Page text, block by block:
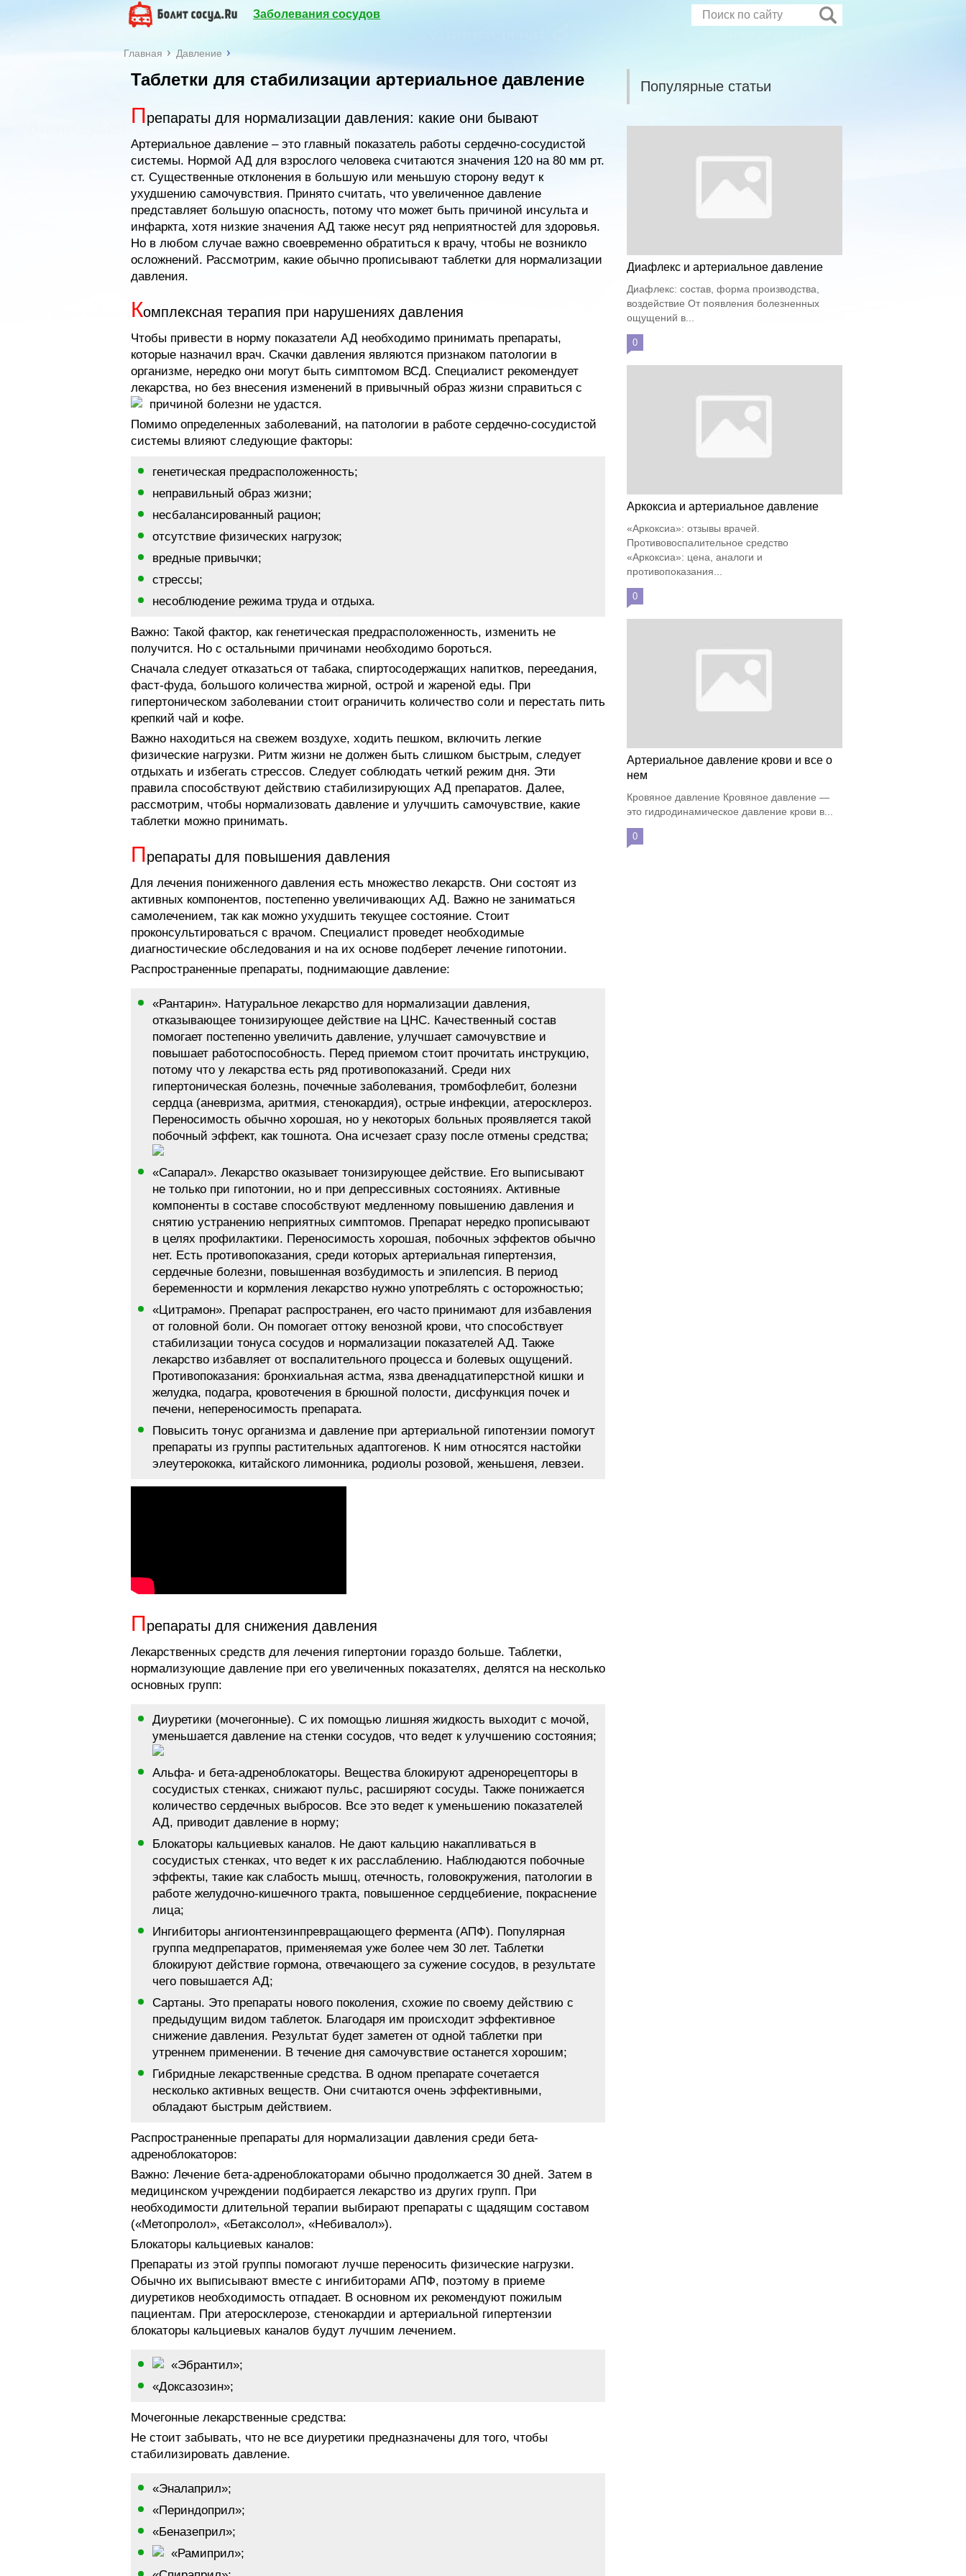
Заболевания сосудов
Главная Давление
Таблетки для стабилизации артериальное давление
Препараты для нормализации давления: какие они бывают
Артериальное давление – это главный показатель работы сердечно-сосудистой
системы. Нормой АД для взрослого человека считаются значения 120 на 80 мм рт.
ст. Существенные отклонения в большую или меньшую сторону ведут к
ухудшению самочувствия. Принято считать, что увеличенное давление
представляет большую опасность, потому что может быть причиной инсульта и
инфаркта, хотя низкие значения АД также несут ряд неприятностей для здоровья.
Но в любом случае важно своевременно обратиться к врачу, чтобы не возникло
осложнений. Рассмотрим, какие обычно прописывают таблетки для нормализации
давления.
Комплексная терапия при нарушениях давления
Чтобы привести в норму показатели АД необходимо принимать препараты,
которые назначил врач. Скачки давления являются признаком патологии в
организме, нередко они могут быть симптомом ВСД. Специалист рекомендует
лекарства, но без внесения изменений в привычный образ жизни справиться с
причиной болезни не удастся.
Помимо определенных заболеваний, на патологии в работе сердечно-сосудистой
системы влияют следующие факторы:
генетическая предрасположенность;
неправильный образ жизни;
несбалансированный рацион;
отсутствие физических нагрузок;
вредные привычки;
стрессы;
несоблюдение режима труда и отдыха.
Важно: Такой фактор, как генетическая предрасположенность, изменить не
получится. Но с остальными причинами необходимо бороться.
Сначала следует отказаться от табака, спиртосодержащих напитков, переедания,
фаст-фуда, большого количества жирной, острой и жареной еды. При
гипертоническом заболевании стоит ограничить количество соли и перестать пить
крепкий чай и кофе.
Важно находиться на свежем воздухе, ходить пешком, включить легкие
физические нагрузки. Ритм жизни не должен быть слишком быстрым, следует
отдыхать и избегать стрессов. Следует соблюдать четкий режим дня. Эти
правила способствуют действию стабилизирующих АД препаратов. Далее,
рассмотрим, чтобы нормализовать давление и улучшить самочувствие, какие
таблетки можно принимать.
Препараты для повышения давления
Для лечения пониженного давления есть множество лекарств. Они состоят из
активных компонентов, постепенно увеличивающих АД. Важно не заниматься
самолечением, так как можно ухудшить текущее состояние. Стоит
проконсультироваться с врачом. Специалист проведет необходимые
диагностические обследования и на их основе подберет лечение гипотонии.
Распространенные препараты, поднимающие давление:
«Рантарин». Натуральное лекарство для нормализации давления,
отказывающее тонизирующее действие на ЦНС. Качественный состав
помогает постепенно увеличить давление, улучшает самочувствие и
повышает работоспособность. Перед приемом стоит прочитать инструкцию,
потому что у лекарства есть ряд противопоказаний. Среди них
гипертоническая болезнь, почечные заболевания, тромбофлебит, болезни
сердца (аневризма, аритмия, стенокардия), острые инфекции, атеросклероз.
Переносимость обычно хорошая, но у некоторых больных проявляется такой
побочный эффект, как тошнота. Она исчезает сразу после отмены средства;
«Сапарал». Лекарство оказывает тонизирующее действие. Его выписывают
не только при гипотонии, но и при депрессивных состояниях. Активные
компоненты в составе способствуют медленному повышению давления и
снятию устранению неприятных симптомов. Препарат нередко прописывают
в целях профилактики. Переносимость хорошая, побочных эффектов обычно
нет. Есть противопоказания, среди которых артериальная гипертензия,
сердечные болезни, повышенная возбудимость и эпилепсия. В период
беременности и кормления лекарство нужно употреблять с осторожностью;
«Цитрамон». Препарат распространен, его часто принимают для избавления
от головной боли. Он помогает оттоку венозной крови, что способствует
стабилизации тонуса сосудов и нормализации показателей АД. Также
лекарство избавляет от воспалительного процесса и болевых ощущений.
Противопоказания: бронхиальная астма, язва двенадцатиперстной кишки и
желудка, подагра, кровотечения в брюшной полости, дисфункция почек и
печени, непереносимость препарата.
Повысить тонус организма и давление при артериальной гипотензии помогут
препараты из группы растительных адаптогенов. К ним относятся настойки
элеутерококка, китайского лимонника, родиолы розовой, женьшеня, левзеи.
Препараты для снижения давления
Лекарственных средств для лечения гипертонии гораздо больше. Таблетки,
нормализующие давление при его увеличенных показателях, делятся на несколько
основных групп:
Диуретики (мочегонные). С их помощью лишняя жидкость выходит с мочой,
уменьшается давление на стенки сосудов, что ведет к улучшению состояния;
Альфа- и бета-адреноблокаторы. Вещества блокируют адренорецепторы в
сосудистых стенках, снижают пульс, расширяют сосуды. Также понижается
количество сердечных выбросов. Все это ведет к уменьшению показателей
АД, приводит давление в норму;
Блокаторы кальциевых каналов. Не дают кальцию накапливаться в
сосудистых стенках, что ведет к их расслаблению. Наблюдаются побочные
эффекты, такие как слабость мышц, отечность, головокружения, патологии в
работе желудочно-кишечного тракта, повышенное сердцебиение, покраснение
лица;
Ингибиторы ангионтензинпревращающего фермента (АПФ). Популярная
группа медпрепаратов, применяемая уже более чем 30 лет. Таблетки
блокируют действие гормона, отвечающего за сужение сосудов, в результате
чего повышается АД;
Сартаны. Это препараты нового поколения, схожие по своему действию с
предыдущим видом таблеток. Благодаря им происходит эффективное
снижение давления. Результат будет заметен от одной таблетки при
утреннем применении. В течение дня самочувствие останется хорошим;
Гибридные лекарственные средства. В одном препарате сочетается
несколько активных веществ. Они считаются очень эффективными,
обладают быстрым действием.
Распространенные препараты для нормализации давления среди бета-
адреноблокаторов:
Важно: Лечение бета-адреноблокаторами обычно продолжается 30 дней. Затем в
медицинском учреждении подбирается лекарство из других групп. При
необходимости длительной терапии выбирают препараты с щадящим составом
(«Метопролол», «Бетаксолол», «Небивалол»).
Блокаторы кальциевых каналов:
Препараты из этой группы помогают лучше переносить физические нагрузки.
Обычно их выписывают вместе с ингибиторами АПФ, поэтому в приеме
диуретиков необходимость отпадает. В основном их рекомендуют пожилым
пациентам. При атеросклерозе, стенокардии и артериальной гипертензии
блокаторы кальциевых каналов будут лучшим лечением.
«Эбрантил»;
«Доксазозин»;
Мочегонные лекарственные средства:
Не стоит забывать, что не все диуретики предназначены для того, чтобы
стабилизировать давление.
«Эналаприл»;
«Периндоприл»;
«Беназеприл»;
«Рамиприл»;
Популярные статьи
Диафлекс и артериальное давление
Диафлекс: состав, форма производства,
воздействие От появления болезненных
ощущений в...
0
Аркоксиа и артериальное давление
«Аркоксиа»: отзывы врачей.
Противовоспалительное средство
«Аркоксиа»: цена, аналоги и
противопоказания...
0
Артериальное давление крови и все о
нем
Кровяное давление Кровяное давление —
это гидродинамическое давление крови в...
0